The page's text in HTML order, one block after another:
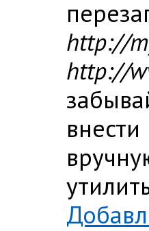
http://
http://